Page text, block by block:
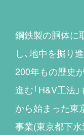
鋼鉄製の胴体に
し、地中を掘り
200年もの歴史
進む「H&V工法
から始まった東
事業(東京都下水